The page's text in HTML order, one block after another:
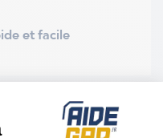
et facile